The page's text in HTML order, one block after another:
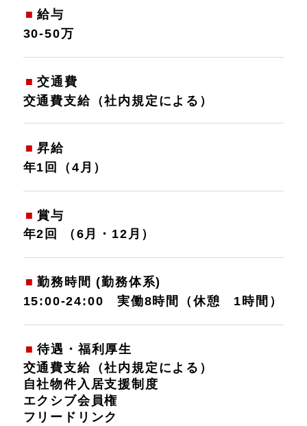
給与
30-50万
交通費
交通費支給（社内規定による）
昇給
年1回（4月）
賞与
年2回 （6月・12月）
勤務時間 (勤務体系)
15:00-24:00 実働8時間（休憩 1時間）
待遇・福利厚生
交通費支給（社内規定による）
自社物件入居支援制度
エクシブ会員権
フリードリンク